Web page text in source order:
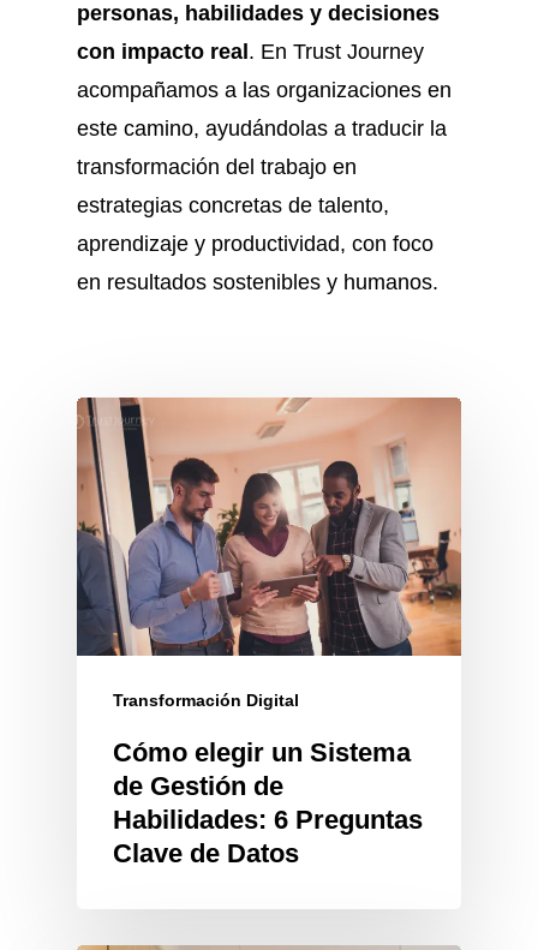
personas, habilidades y decisiones
con impacto real . En Trust Journey
acompañamos a las organizaciones en
este camino, ayudándolas a traducir la
transformación del trabajo en
estrategias concretas de talento,
aprendizaje y productividad, con foco
en resultados sostenibles y humanos.
Transformación Digital
Cómo elegir un Sistema
de Gestión de
Habilidades: 6 Preguntas
Clave de Datos